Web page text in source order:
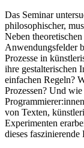
Das Seminar
philosophischer,
Neben
Anwendungsfelder
Prozesse in
ihre gestalterischen
einfachen Regeln?
Prozessen? Und
von Texten,
Experimenten
dieses faszinierende